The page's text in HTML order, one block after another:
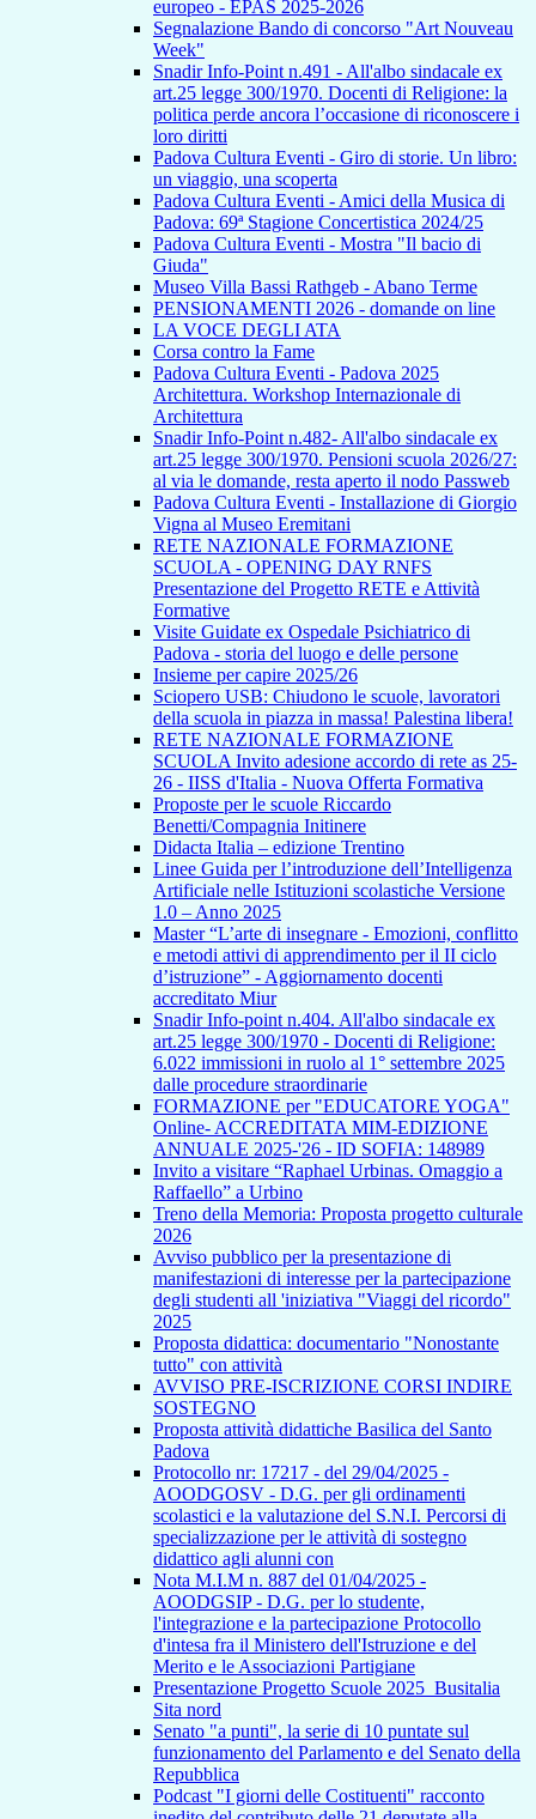
europeo - EPAS 2025-2026
Segnalazione Bando di concorso "Art Nouveau
Week"
Snadir Info-Point n.491 - All'albo sindacale ex
art.25 legge 300/1970. Docenti di Religione: la
politica perde ancora l’occasione di riconoscere i
loro diritti
Padova Cultura Eventi - Giro di storie. Un libro:
un viaggio, una scoperta
Padova Cultura Eventi - Amici della Musica di
Padova: 69ª Stagione Concertistica 2024/25
Padova Cultura Eventi - Mostra "Il bacio di
Giuda"
Museo Villa Bassi Rathgeb - Abano Terme
PENSIONAMENTI 2026 - domande on line
LA VOCE DEGLI ATA
Corsa contro la Fame
Padova Cultura Eventi - Padova 2025
Architettura. Workshop Internazionale di
Architettura
Snadir Info-Point n.482- All'albo sindacale ex
art.25 legge 300/1970. Pensioni scuola 2026/27:
al via le domande, resta aperto il nodo Passweb
Padova Cultura Eventi - Installazione di Giorgio
Vigna al Museo Eremitani
RETE NAZIONALE FORMAZIONE
SCUOLA - OPENING DAY RNFS
Presentazione del Progetto RETE e Attività
Formative
Visite Guidate ex Ospedale Psichiatrico di
Padova - storia del luogo e delle persone
Insieme per capire 2025/26
Sciopero USB: Chiudono le scuole, lavoratori
della scuola in piazza in massa! Palestina libera!
RETE NAZIONALE FORMAZIONE
SCUOLA Invito adesione accordo di rete as 25-
26 - IISS d'Italia - Nuova Offerta Formativa
Proposte per le scuole Riccardo
Benetti/Compagnia Initinere
Didacta Italia – edizione Trentino
Linee Guida per l’introduzione dell’Intelligenza
Artificiale nelle Istituzioni scolastiche Versione
1.0 – Anno 2025
Master “L’arte di insegnare - Emozioni, conflitto
e metodi attivi di apprendimento per il II ciclo
d’istruzione” - Aggiornamento docenti
accreditato Miur
Snadir Info-point n.404. All'albo sindacale ex
art.25 legge 300/1970 - Docenti di Religione:
6.022 immissioni in ruolo al 1° settembre 2025
dalle procedure straordinarie
FORMAZIONE per "EDUCATORE YOGA"
Online- ACCREDITATA MIM-EDIZIONE
ANNUALE 2025-'26 - ID SOFIA: 148989
Invito a visitare “Raphael Urbinas. Omaggio a
Raffaello” a Urbino
Treno della Memoria: Proposta progetto culturale
2026
Avviso pubblico per la presentazione di
manifestazioni di interesse per la partecipazione
degli studenti all 'iniziativa "Viaggi del ricordo"
2025
Proposta didattica: documentario "Nonostante
tutto" con attività
AVVISO PRE-ISCRIZIONE CORSI INDIRE
SOSTEGNO
Proposta attività didattiche Basilica del Santo
Padova
Protocollo nr: 17217 - del 29/04/2025 -
AOODGOSV - D.G. per gli ordinamenti
scolastici e la valutazione del S.N.I. Percorsi di
specializzazione per le attività di sostegno
didattico agli alunni con
Nota M.I.M n. 887 del 01/04/2025 -
AOODGSIP - D.G. per lo studente,
l'integrazione e la partecipazione Protocollo
d'intesa fra il Ministero dell'Istruzione e del
Merito e le Associazioni Partigiane
Presentazione Progetto Scuole 2025_Busitalia
Sita nord
Senato "a punti", la serie di 10 puntate sul
funzionamento del Parlamento e del Senato della
Repubblica
Podcast "I giorni delle Costituenti" racconto